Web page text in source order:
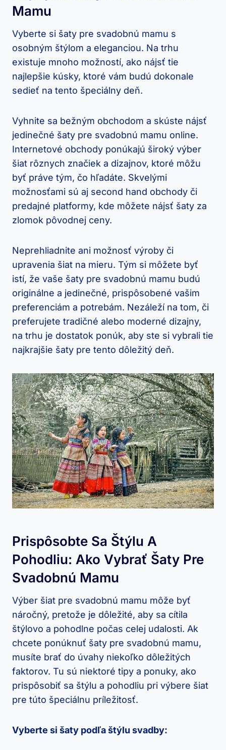
Mamu
Vyberte si šaty pre svadobnú mamu s
osobným štýlom a eleganciou. Na trhu
existuje mnoho možností, ako nájsť tie
najlepšie kúsky, ktoré vám budú dokonale
sedieť na tento špeciálny deň.
Vyhnite sa bežným obchodom a skúste nájsť
jedinečné šaty pre svadobnú mamu online.
Internetové obchody ponúkajú široký výber
šiat rôznych značiek a dizajnov, ktoré môžu
byť práve tým, čo hľadáte. Skvelými
možnosťami sú aj second hand obchody či
predajné platformy, kde môžete nájsť šaty za
zlomok pôvodnej ceny.
Neprehliadnite ani možnosť výroby či
upravenia šiat na mieru. Tým si môžete byť
istí, že vaše šaty pre svadobnú mamu budú
originálne a jedinečné, prispôsobené vašim
preferenciám a potrebám. Nezáleží na tom, či
preferujete tradičné alebo moderné dizajny,
na trhu je dostatok ponúk, aby ste si vybrali tie
najkrajšie šaty pre tento dôležitý deň.
Prispôsobte Sa Štýlu A
Pohodliu: Ako Vybrať Šaty Pre
Svadobnú Mamu
Výber šiat pre svadobnú mamu môže byť
náročný, pretože je dôležité, aby sa cítila
štýlovo a pohodlne počas celej udalosti. Ak
chcete ponúknuť šaty pre svadobnú mamu,
musíte brať do úvahy niekoľko dôležitých
faktorov. Tu sú niektoré tipy a ponuky, ako
prispôsobiť sa štýlu a pohodliu pri výbere šiat
pre túto špeciálnu príležitosť.
Vyberte si šaty podľa štýlu svadby: